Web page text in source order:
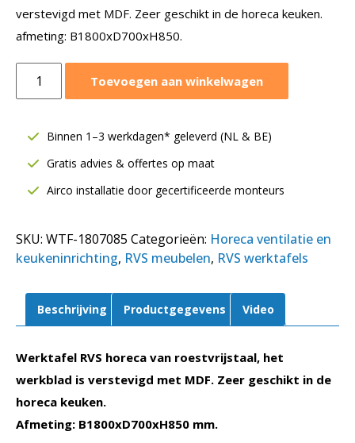
verstevigd met MDF. Zeer geschikt in de horeca keuken.
afmeting: B1800xD700xH850.
mm
aantal
Toevoegen aan winkelwagen
Binnen 1–3 werkdagen* geleverd (NL & BE)
Gratis advies & offertes op maat
Airco installatie door gecertificeerde monteurs
SKU: WTF-1807085 Categorieën: Horeca ventilatie en
keukeninrichting, RVS meubelen, RVS werktafels
Beschrijving Productgegevens Video
Werktafel RVS horeca van roestvrijstaal, het
werkblad is verstevigd met MDF. Zeer geschikt in de
horeca keuken.
Afmeting: B1800xD700xH850 mm.